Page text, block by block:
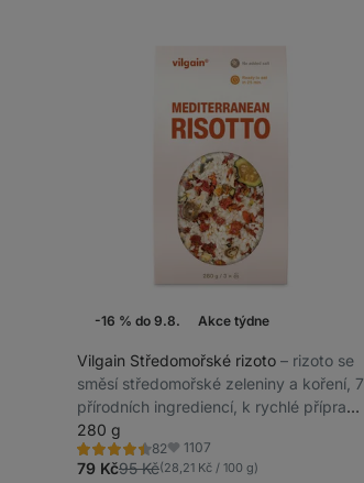
-16 % do 9.8. Akce týdne
Vilgain Středomořské rizoto ⁠–⁠ rizoto se
směsí středomořské zeleniny a koření, 7
přírodních ingrediencí, k rychlé přípravě
vyváženého jídla
280 g
82
Hodnocení
4.3/5,
82
Oblíbené
1107
79 Kč95 Kč(28,21 Kč / 100 g)